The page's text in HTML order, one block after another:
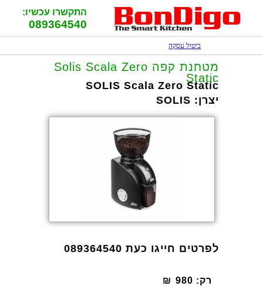
התקשרו עכשיו:
089364540
ביטול עסקה
מטחנת ‏קפה Solis Scala Zero
Static
יצרן: SOLIS
SOLIS Scala Zero Static
לפרטים חייגו כעת 089364540
רק: 980
₪